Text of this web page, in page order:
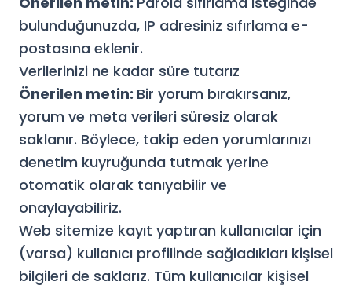
bulunduğunuzda, IP adresiniz sıfırlama e-
postasına eklenir.
Verilerinizi ne kadar süre tutarız
Önerilen metin: Bir yorum bırakırsanız,
yorum ve meta verileri süresiz olarak
saklanır. Böylece, takip eden yorumlarınızı
denetim kuyruğunda tutmak yerine
otomatik olarak tanıyabilir ve
onaylayabiliriz.
Web sitemize kayıt yaptıran kullanıcılar için
(varsa) kullanıcı profilinde sağladıkları kişisel
bilgileri de saklarız. Tüm kullanıcılar kişisel